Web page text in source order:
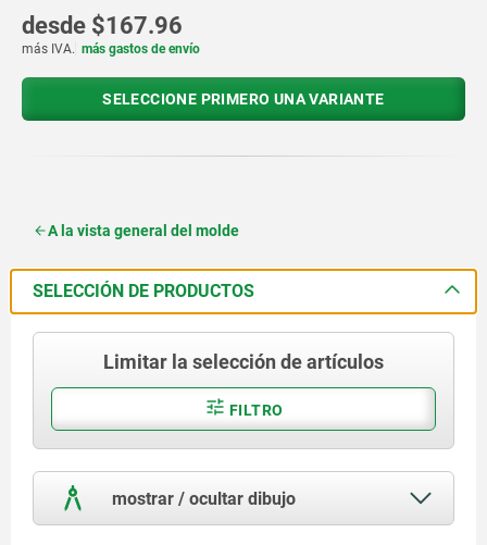
desde $167.96
más IVA. más gastos de envío
SELECCIONE PRIMERO UNA VARIANTE
A la vista general del molde
SELECCIÓN DE PRODUCTOS
Limitar la selección de artículos
FILTRO
mostrar / ocultar dibujo